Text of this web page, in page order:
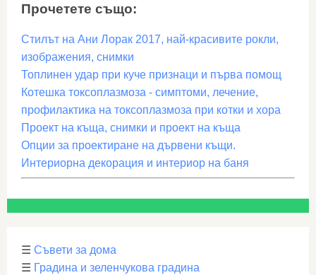
Прочетете също:
Стилът на Ани Лорак 2017, най-красивите рокли,
изображения, снимки
Топлинен удар при куче признаци и първа помощ
Котешка токсоплазмоза - симптоми, лечение,
профилактика на токсоплазмоза при котки и хора
Проект на къща, снимки и проект на къща
Опции за проектиране на дървени къщи.
Интериорна декорация и интериор на баня
☰ Съвети за дома
☰ Градина и зеленчукова градина